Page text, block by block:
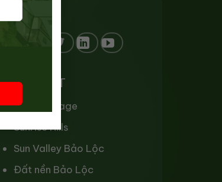
KẾT NỐI
CẬP NHẬT
Ogimi Village
Sunrise Hills
Sun Valley Bảo Lộc
Đất nền Bảo Lộc